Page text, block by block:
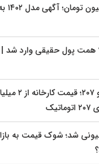
در سقف تاریخی؛ ۹ همت پول حقیقی
شوک ۶۶۸ میلیونی
۲۰۰ میلیونی شد؛ شوک قیمت به